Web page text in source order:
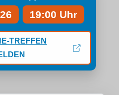
19:00 Uhr
TREFFEN